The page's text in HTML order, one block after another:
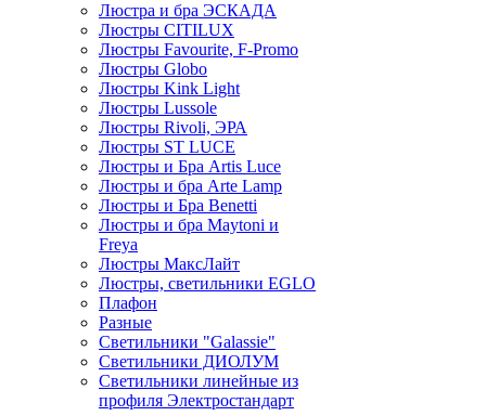
Люстра и бра ЭСКАДА
Люстры CITILUX
Люстры Favourite, F-Promo
Люстры Globo
Люстры Kink Light
Люстры Lussole
Люстры Rivoli, ЭРА
Люстры ST LUCE
Люстры и Бра Artis Luce
Люстры и бра Arte Lamp
Люстры и Бра Benetti
Люстры и бра Maytoni и
Freya
Люстры МаксЛайт
Люстры, светильники EGLO
Плафон
Разные
Светильники "Galassie"
Светильники ДИОЛУМ
Светильники линейные из
профиля Электростандарт